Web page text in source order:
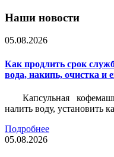
Наши новости
05.08.2026
Как продлить срок
вода, накипь, очистка и
Капсульная
налить воду, установить
Подробнее
05.08.2026